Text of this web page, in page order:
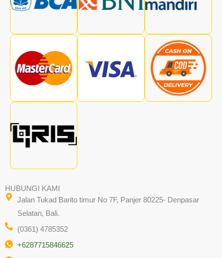
HUBUNGI KAMI
Jalan Tukad Barito timur No 7F, Panjer 80225- Denpasar
Selatan, Bali.
(0361) 4785352
+6287715846625